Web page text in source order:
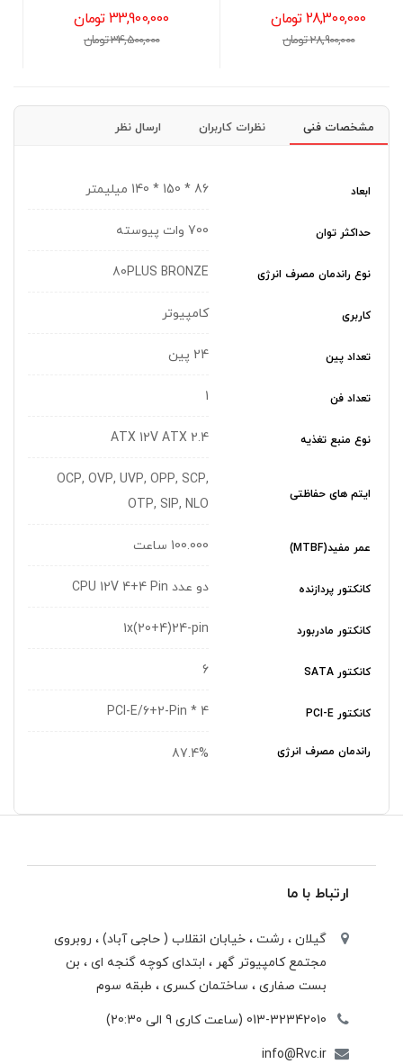
33,900,000 تومان
34,500,000 تومان
18,700,000 تومان
19,000,000 تومان
مشخصات فنی نظرات کاربران ارسال نظر
ابعاد 86 * 150 * 140 میلیمتر
حداکثر توان 700 وات پیوسته
نوع راندمان مصرف انرژی 80PLUS BRONZE
کاربری کامپیوتر
تعداد پین 24 پین
تعداد فن 1
نوع منبع تغذیه ATX 12V ATX 2.4
ایتم های حفاظتی
OCP, OVP, UVP, OPP, SCP,
OTP, SIP, NLO
عمر مفید(MTBF) 100.000 ساعت
کانکتور پردازنده دو عدد CPU 12V 4+4 Pin
کانکتور مادربورد 1x(20+4)24-pin
کانکتور SATA 6
کانکتور PCI-E 4 * PCI-E/6+2-Pin
راندمان مصرف انرژی 87.4%
ارتباط با ما
گیلان ، رشت ، خيابان انقلاب ( حاجی آباد) ، روبروی
مجتمع كامپيوتر گهر ، ابتدای كوچه گنجه ای ، بن
بست صفاری ، ساختمان كسری ، طبقه سوم
013-32342010 (ساعت کاری 9 الی 20:30)
info@Rvc.ir